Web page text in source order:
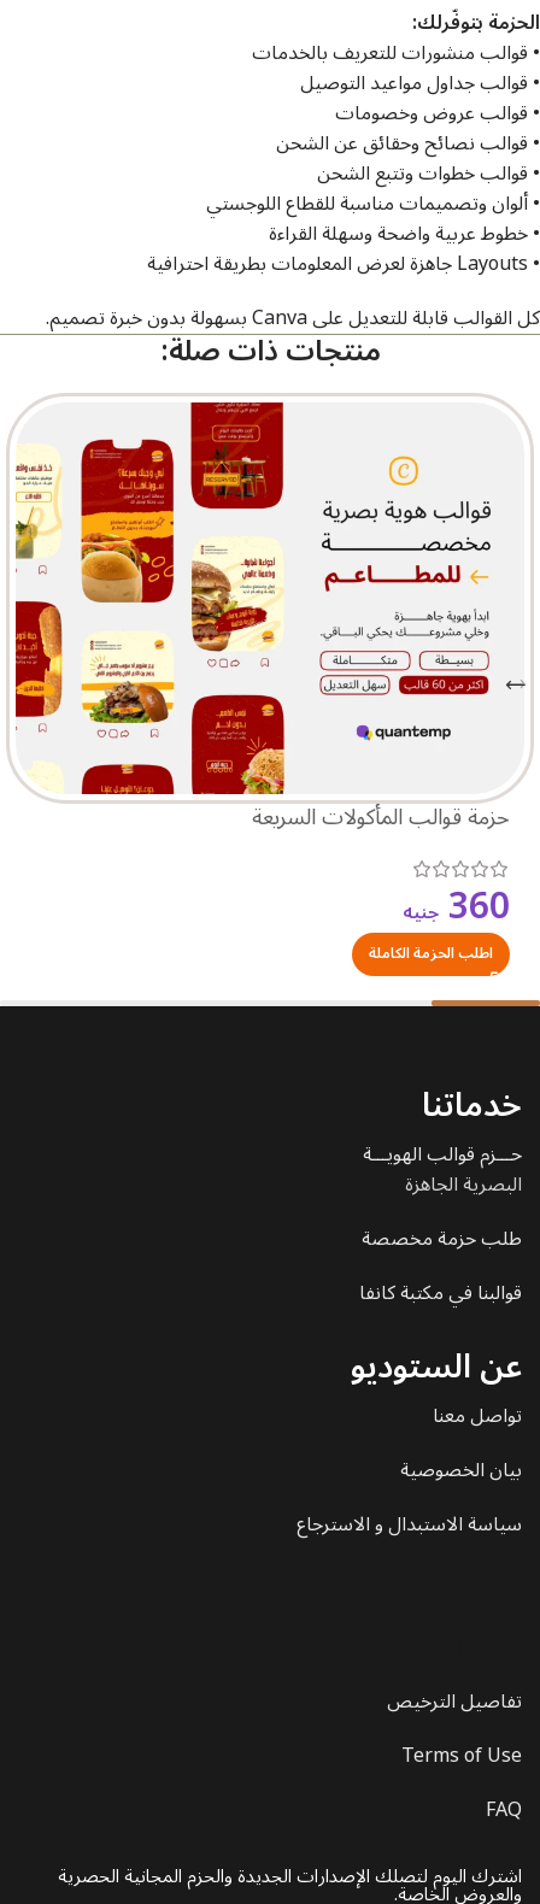
الحزمة بتوفّرلك:
• قوالب منشورات للتعريف بالخدمات
• قوالب جداول مواعيد التوصيل
• قوالب عروض وخصومات
• قوالب نصائح وحقائق عن الشحن
• قوالب خطوات وتتبع الشحن
• ألوان وتصميمات مناسبة للقطاع اللوجستي
• خطوط عربية واضحة وسهلة القراءة
• Layouts جاهزة لعرض المعلومات بطريقة احترافية
كل القوالب قابلة للتعديل على Canva بسهولة بدون خبرة تصميم.
منتجات ذات صلة:
حزمة قوالب المأكولات السريعة
360 جنيه
اطلب الحزمة الكاملة
خدماتنا
حـــزم قوالب الهويـــة
البصرية الجاهزة
طلب حزمة مخصصة
قوالبنا في مكتبة كانفا
عن الستوديو
تواصل معنا
بيان الخصوصية
سياسة الاستبدال و الاسترجاع
تفاصيل الترخيص
Terms of Use
FAQ
اشترك اليوم لتصلك الإصدارات الجديدة والحزم المجانية الحصرية
والعروض الخاصة.